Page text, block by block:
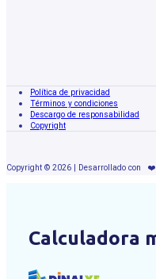
Política de privacidad
Términos y condiciones
Descargo de responsabilidad
Copyright
Copyright © 2026 | Desarrollado con ❤️
Calculadora